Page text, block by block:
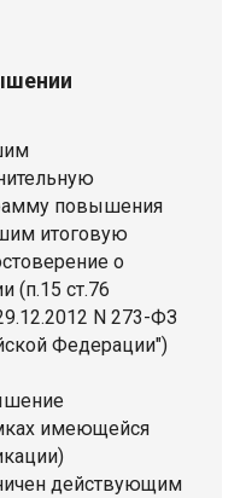
повышения
итоговую
о
(п.15 ст.76
N 273-ФЗ
Федерации")
имеющейся
действующим